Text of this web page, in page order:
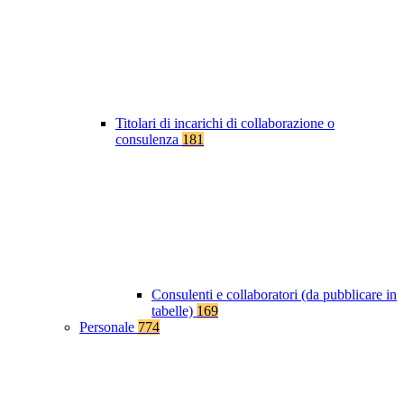
Titolari di incarichi di collaborazione o
consulenza 181
Consulenti e collaboratori (da pubblicare in
tabelle) 169
Personale 774